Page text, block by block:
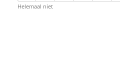
Helemaal niet